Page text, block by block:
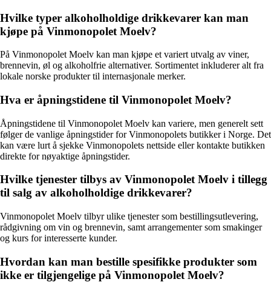
Hvilke typer alkoholholdige drikkevarer kan man
kjøpe på Vinmonopolet Moelv?
På Vinmonopolet Moelv kan man kjøpe et variert utvalg av viner,
brennevin, øl og alkoholfrie alternativer. Sortimentet inkluderer alt fra
lokale norske produkter til internasjonale merker.
Hva er åpningstidene til Vinmonopolet Moelv?
Åpningstidene til Vinmonopolet Moelv kan variere, men generelt sett
følger de vanlige åpningstider for Vinmonopolets butikker i Norge. Det
kan være lurt å sjekke Vinmonopolets nettside eller kontakte butikken
direkte for nøyaktige åpningstider.
Hvilke tjenester tilbys av Vinmonopolet Moelv i tillegg
til salg av alkoholholdige drikkevarer?
Vinmonopolet Moelv tilbyr ulike tjenester som bestillingsutlevering,
rådgivning om vin og brennevin, samt arrangementer som smakinger
og kurs for interesserte kunder.
Hvordan kan man bestille spesifikke produkter som
ikke er tilgjengelige på Vinmonopolet Moelv?